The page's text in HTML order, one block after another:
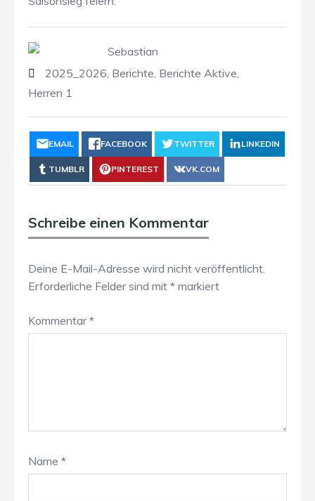
Sebastian
2025_2026 Berichte Berichte Aktive
Herren 1
EMAIL FACEBOOK TWITTER LINKEDIN
TUMBLR PINTEREST VK.COM
Schreibe einen Kommentar
Deine E-Mail-Adresse wird nicht veröffentlicht.
Erforderliche Felder sind mit * markiert
Kommentar*
Name *